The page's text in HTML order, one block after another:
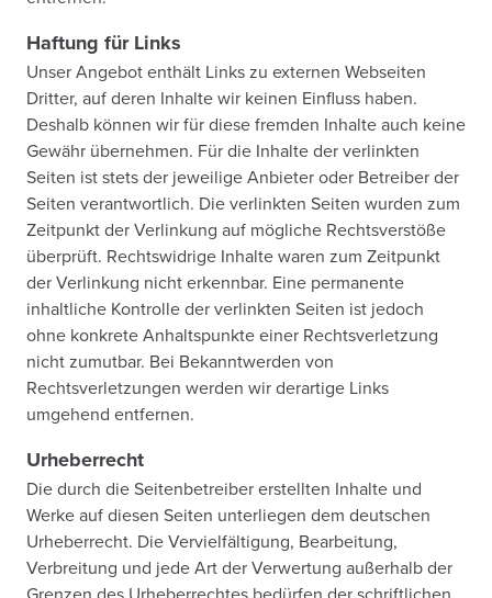
Haftung für Links
Unser Angebot enthält Links zu externen Webseiten
Dritter, auf deren Inhalte wir keinen Einfluss haben.
Deshalb können wir für diese fremden Inhalte auch keine
Gewähr übernehmen. Für die Inhalte der verlinkten
Seiten ist stets der jeweilige Anbieter oder Betreiber der
Seiten verantwortlich. Die verlinkten Seiten wurden zum
Zeitpunkt der Verlinkung auf mögliche Rechtsverstöße
überprüft. Rechtswidrige Inhalte waren zum Zeitpunkt
der Verlinkung nicht erkennbar. Eine permanente
inhaltliche Kontrolle der verlinkten Seiten ist jedoch
ohne konkrete Anhaltspunkte einer Rechtsverletzung
nicht zumutbar. Bei Bekanntwerden von
Rechtsverletzungen werden wir derartige Links
umgehend entfernen.
Urheberrecht
Die durch die Seitenbetreiber erstellten Inhalte und
Werke auf diesen Seiten unterliegen dem deutschen
Urheberrecht. Die Vervielfältigung, Bearbeitung,
Verbreitung und jede Art der Verwertung außerhalb der